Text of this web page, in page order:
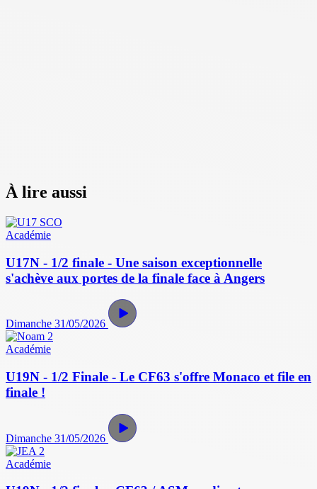
À lire aussi
Académie
U17N - 1/2 finale - Une saison exceptionnelle
s'achève aux portes de la finale face à Angers
Dimanche 31/05/2026
Académie
U19N - 1/2 Finale - Le CF63 s'offre Monaco et file en
finale !
Dimanche 31/05/2026
Académie